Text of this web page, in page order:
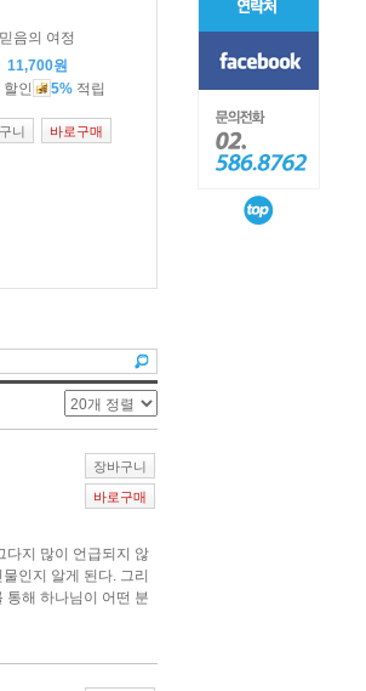
믿음의 여정
11,700원
할인 5% 적립
니 바로구매
다지 많이 언급되지 않
인지 알게 된다. 그리
통해 하나님이 어떤 분
장바구니
바로구매